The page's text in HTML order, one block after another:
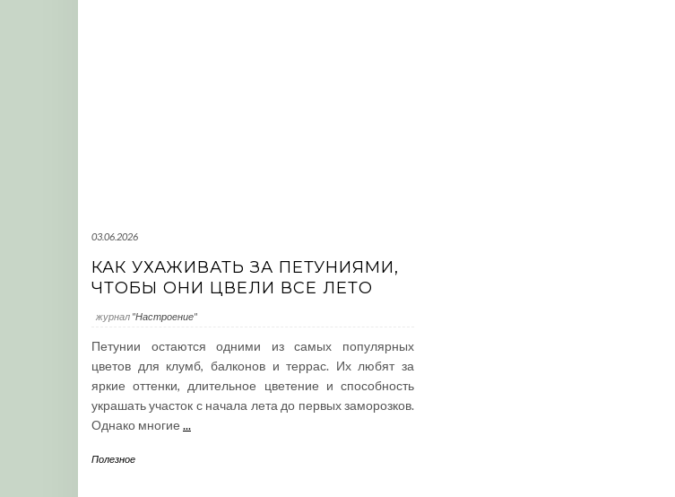
03.06.2026
КАК УХАЖИВАТЬ ЗА ПЕТУНИЯМИ,
ЧТОБЫ ОНИ ЦВЕЛИ ВСЕ ЛЕТО
журнал "Настроение"
Петунии остаются одними из самых популярных
цветов для клумб, балконов и террас. Их любят за
яркие оттенки, длительное цветение и способность
украшать участок с начала лета до первых заморозков.
Однако многие ...
Полезное